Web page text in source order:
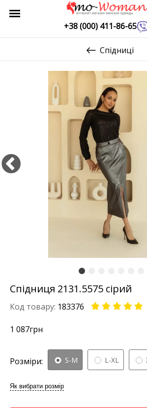
+38 (000) 411-86-65
Спідниці
Спідниця 2131.5575 сірий
Код товару: 183376
1 087грн
Розміри: S-M L-XL
Як вибрати розмір